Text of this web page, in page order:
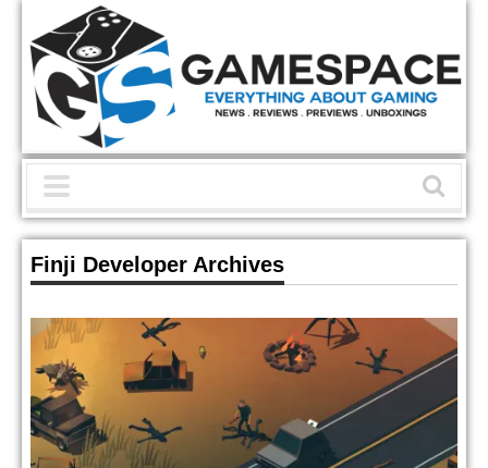
Finji Developer Archives